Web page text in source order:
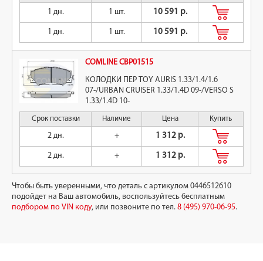
1 дн. 1 шт. 10 591 р.
1 дн. 1 шт. 10 591 р.
COMLINE CBP01515
КОЛОДКИ ПЕР TOY AURIS 1.33/1.4/1.6
07-/URBAN CRUISER 1.33/1.4D 09-/VERSO S
1.33/1.4D 10-
Срок поставки Наличие Цена Купить
2 дн. + 1 312 р.
2 дн. + 1 312 р.
Чтобы быть уверенными, что деталь с артикулом 0446512610
подойдет на Ваш автомобиль, воспользуйтесь бесплатным
подбором по VIN коду, или позвоните по тел. 8 (495) 970-06-95.